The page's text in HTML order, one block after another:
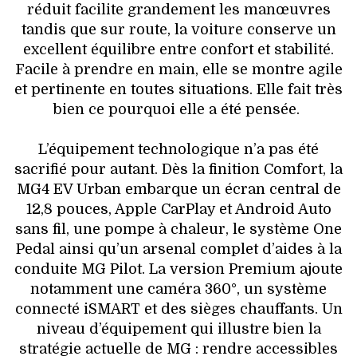
réduit facilite grandement les manœuvres
tandis que sur route, la voiture conserve un
excellent équilibre entre confort et stabilité.
Facile à prendre en main, elle se montre agile
et pertinente en toutes situations. Elle fait très
bien ce pourquoi elle a été pensée.
L’équipement technologique n’a pas été
sacrifié pour autant. Dès la finition Comfort, la
MG4 EV Urban embarque un écran central de
12,8 pouces, Apple CarPlay et Android Auto
sans fil, une pompe à chaleur, le système One
Pedal ainsi qu’un arsenal complet d’aides à la
conduite MG Pilot. La version Premium ajoute
notamment une caméra 360°, un système
connecté iSMART et des sièges chauffants. Un
niveau d’équipement qui illustre bien la
stratégie actuelle de MG : rendre accessibles